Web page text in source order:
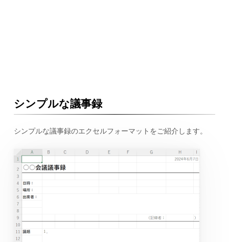
シンプルな議事録
シンプルな議事録のエクセルフォーマットをご紹介します。